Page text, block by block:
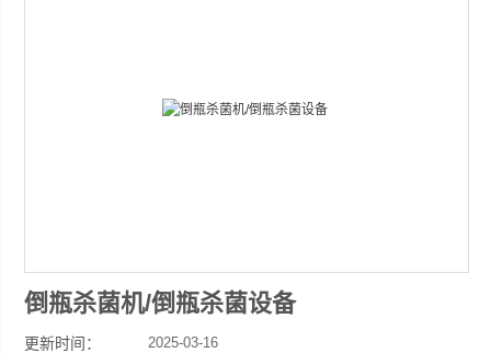
倒瓶杀菌机/倒瓶杀菌设备
更新时间： 2025-03-16